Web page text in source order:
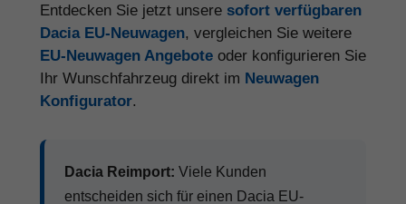
Entdecken Sie jetzt unsere sofort verfügbaren
Dacia EU-Neuwagen, vergleichen Sie weitere
EU-Neuwagen Angebote oder konfigurieren Sie
Ihr Wunschfahrzeug direkt im Neuwagen
Konfigurator.
Dacia Reimport: Viele Kunden
entscheiden sich für einen Dacia EU-